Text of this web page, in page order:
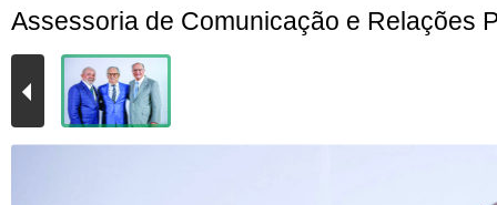
Assessoria de Comunicação e Relações